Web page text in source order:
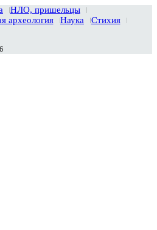
НЛО, пришельцы
археология Наука
Стихия